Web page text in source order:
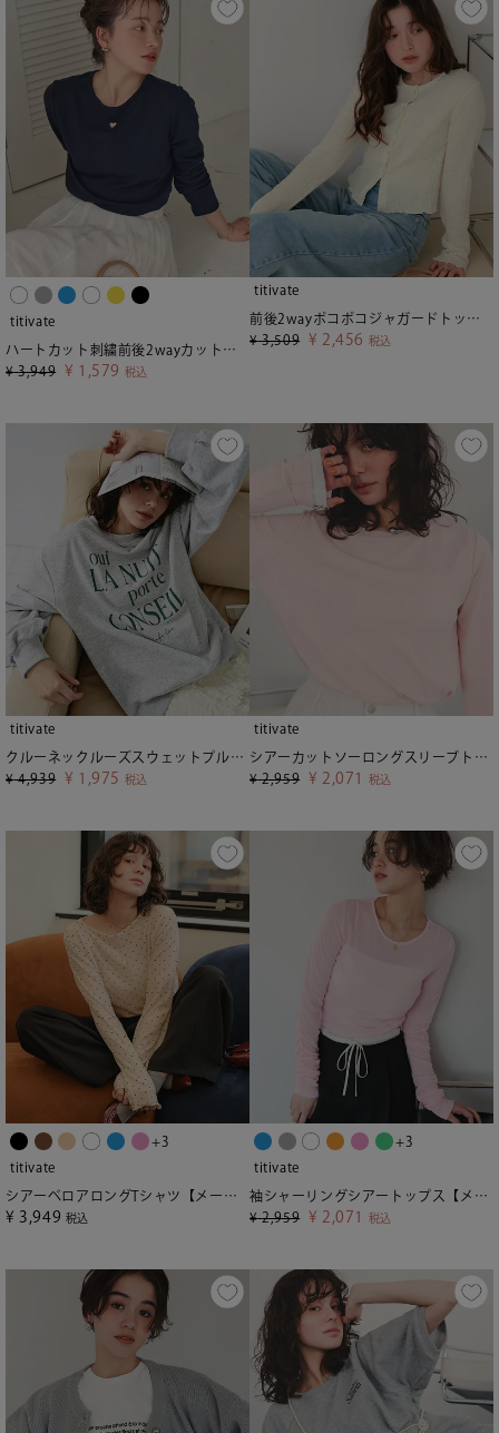
titivate
ハートカット刺繍前後2wayカットソー
¥ 3,949 ¥ 1,579 税込
titivate
前後2wayポコポコジャガードトップス
¥ 3,509 ¥ 2,456 税込
titivate
クルーネックルーズスウェットプルオーバー
¥ 4,939 ¥ 1,975 税込
titivate
シアーカットソーロングスリーブトップス【メール便可／95】
¥ 2,959 ¥ 2,071 税込
+3
titivate
シアーベロアロングTシャツ【メール便可／100】
¥ 3,949 税込
+3
titivate
袖シャーリングシアートップス【メール便可／60】
¥ 2,959 ¥ 2,071 税込